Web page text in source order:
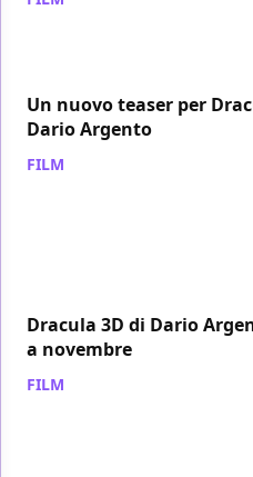
Un nuovo teaser per
Dario Argento
FILM
Dracula 3D di Dario
a novembre
FILM